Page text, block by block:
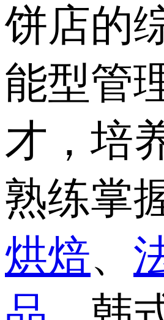
饼店的
能型管
才，培
熟练掌
烘焙、